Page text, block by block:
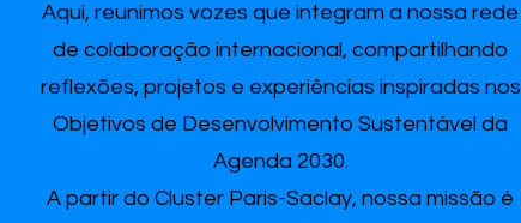
Aqui, reunimos vozes que integram a nossa rede
de colaboração internacional, compartilhando
reflexões, projetos e experiências inspiradas nos
Objetivos de Desenvolvimento Sustentável da
Agenda 2030.
A partir do Cluster Paris-Saclay, nossa missão é